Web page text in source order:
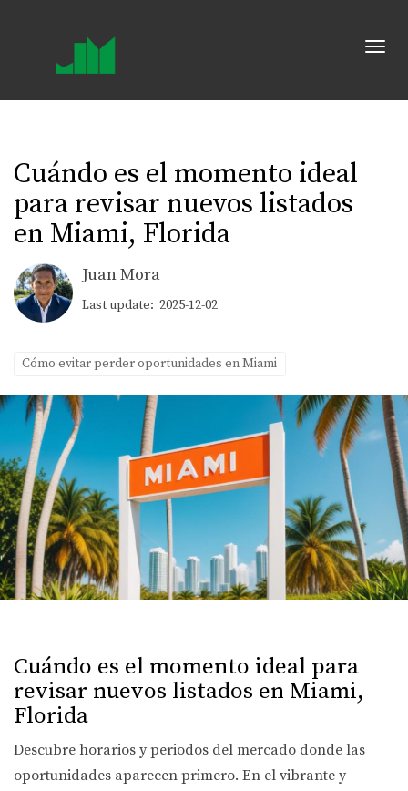
Cuándo es el momento ideal
para revisar nuevos listados
en Miami, Florida
Juan Mora
Last update: 2025-12-02
Cómo evitar perder oportunidades en Miami
Cuándo es el momento ideal para
revisar nuevos listados en Miami,
Florida
Descubre horarios y periodos del mercado donde las
oportunidades aparecen primero. En el vibrante y